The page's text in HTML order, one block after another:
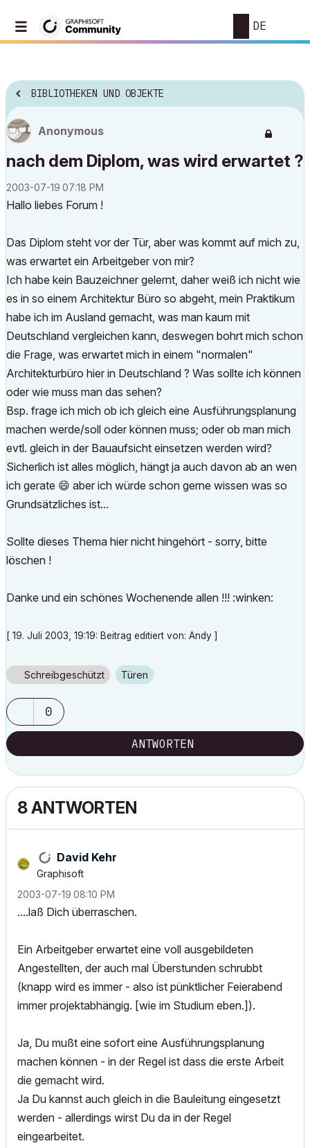
DE
BIBLIOTHEKEN UND OBJEKTE
Anonymous
nach dem Diplom, was wird erwartet ?
‎2003-07-19 07:18 PM
Hallo liebes Forum !
Das Diplom steht vor der Tür, aber was kommt auf mich zu,
was erwartet ein Arbeitgeber von mir?
Ich habe kein Bauzeichner gelernt, daher weiß ich nicht wie
es in so einem Architektur Büro so abgeht, mein Praktikum
habe ich im Ausland gemacht, was man kaum mit
Deutschland vergleichen kann, deswegen bohrt mich schon
die Frage, was erwartet mich in einem "normalen"
Architekturbüro hier in Deutschland ? Was sollte ich können
oder wie muss man das sehen?
Bsp. frage ich mich ob ich gleich eine Ausführungsplanung
machen werde/soll oder können muss; oder ob man mich
evtl. gleich in der Bauaufsicht einsetzen werden wird?
Sicherlich ist alles möglich, hängt ja auch davon ab an wen
ich gerate 😄 aber ich würde schon gerne wissen was so
Grundsätzliches ist...
Sollte dieses Thema hier nicht hingehört - sorry, bitte
löschen !
Danke und ein schönes Wochenende allen !!! :winken:
[ 19. Juli 2003, 19:19: Beitrag editiert von: Andy ]
Schreibgeschützt Türen
0
ANTWORTEN
8 ANTWORTEN
David Kehr
Graphisoft
‎2003-07-19 08:10 PM
....laß Dich überraschen.
Ein Arbeitgeber erwartet eine voll ausgebildeten
Angestellten, der auch mal Überstunden schrubbt
(knapp wird es immer - also ist pünktlicher Feierabend
immer projektabhängig. [wie im Studium eben.]).
Ja, Du mußt eine sofort eine Ausführungsplanung
machen können - in der Regel ist dass die erste Arbeit
die gemacht wird.
Ja Du kannst auch gleich in die Bauleitung eingesetzt
werden - allerdings wirst Du da in der Regel
eingearbeitet.